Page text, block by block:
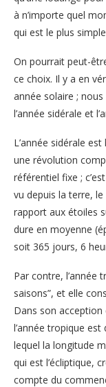
à n’importe quel
qui est le plus
On pourrait peut-
ce choix. Il y a en
année solaire ;
l’année sidérale et
L’année sidérale
une révolution
référentiel fixe ;
vu depuis la terre,
rapport aux étoiles
dure en moyenne
soit 365 jours, 6
Par contre, l’année
saisons”, et elle
Dans son
l’année tropique
lequel la longitude
qui est l’écliptique,
compte du